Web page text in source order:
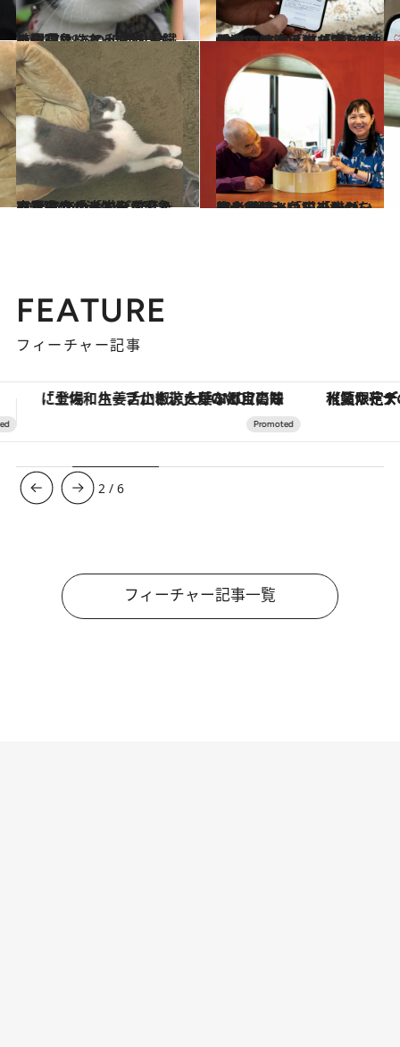
2024.7.19
社会現象になった猫「たま駅長」 あの和歌山電鐵の現在は…？
ライフスタイル 2024.7.11
愛猫の健康はAIで守る時代！いま注目の「3種の神器」とは？［猫を愛したくなる26のトリビア］
ライフスタイル
2024.7.14
容器に合わせて形を変える…猫の「液体化」現象の真実は？［猫を愛したくなる26のトリビア］
ライフスタイル 2024.6.7
岩合光昭と角田光代が、初の対談。「猫のかわいさの“後ろ”にあるものを写し留めたい」「猫は、使者」
カルチャー
FEATURE
フィーチャー記事
【夏限定ディナーコース】旬を迎える稚鮎や花ズッキーニなどをイタリア・トスカーナの郷土料理の手法で満喫！ ヴァシュロン・コンスタンタ
3 /6
フィーチャー記事一覧